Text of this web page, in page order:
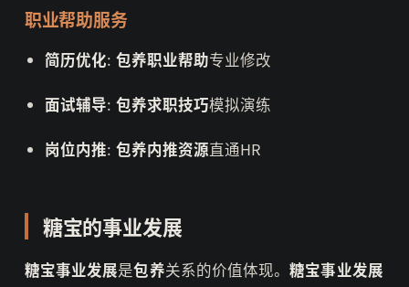
职业帮助服务
简历优化: 包养职业帮助专业修改
面试辅导: 包养求职技巧模拟演练
岗位内推: 包养内推资源直通HR
糖宝的事业发展
糖宝事业发展是包养关系的价值体现。糖宝事业发展